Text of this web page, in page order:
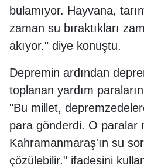
bulamıyor. Hayvana,
zaman su bıraktıkları
akıyor." diye konuştu.
Depremin ardından
toplanan yardım
"Bu millet,
para gönderdi. O paralar
Kahramanmaraş'ın su
çözülebilir." ifadesini